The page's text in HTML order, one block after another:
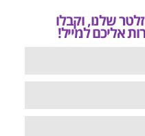
וקבלו
למייל!